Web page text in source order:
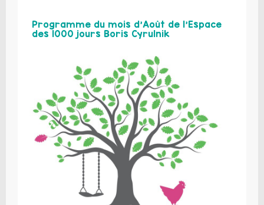
Programme du mois d’Août de l’Espace
des 1000 jours Boris Cyrulnik